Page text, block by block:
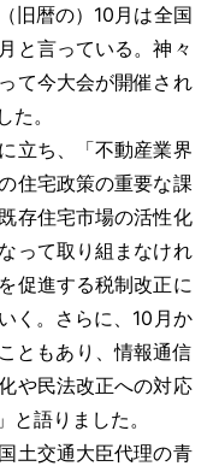
旧暦の）10月は全国
と言っている。神々
て今大会が開催され
。
立ち、「不動産業界
住宅政策の重要な課
存住宅市場の活性化
って取り組まなけれ
促進する税制改正に
く。さらに、10月か
ともあり、情報通信
や民法改正への対応
と語りました。
土交通大臣代理の青